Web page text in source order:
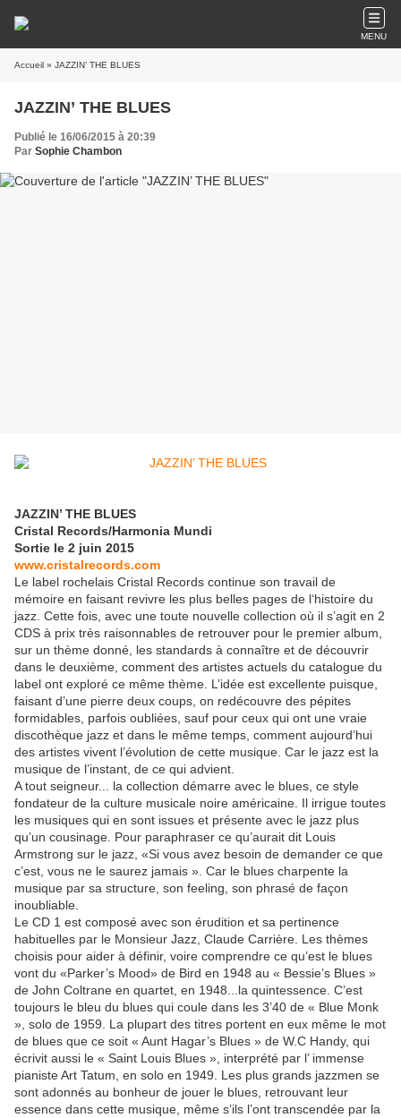
MENU
Accueil » JAZZIN’ THE BLUES
JAZZIN’ THE BLUES
Publié le 16/06/2015 à 20:39
Par Sophie Chambon
JAZZIN’ THE BLUES
Cristal Records/Harmonia Mundi
Sortie le 2 juin 2015
www.cristalrecords.com
Le label rochelais Cristal Records continue son travail de
mémoire en faisant revivre les plus belles pages de l‘histoire du
jazz. Cette fois, avec une toute nouvelle collection où il s’agit en 2
CDS à prix très raisonnables de retrouver pour le premier album,
sur un thème donné, les standards à connaître et de découvrir
dans le deuxième, comment des artistes actuels du catalogue du
label ont exploré ce même thème. L’idée est excellente puisque,
faisant d’une pierre deux coups, on redécouvre des pépites
formidables, parfois oubliées, sauf pour ceux qui ont une vraie
discothèque jazz et dans le même temps, comment aujourd’hui
des artistes vivent l’évolution de cette musique. Car le jazz est la
musique de l’instant, de ce qui advient.
A tout seigneur... la collection démarre avec le blues, ce style
fondateur de la culture musicale noire américaine. Il irrigue toutes
les musiques qui en sont issues et présente avec le jazz plus
qu’un cousinage. Pour paraphraser ce qu’aurait dit Louis
Armstrong sur le jazz, «Si vous avez besoin de demander ce que
c’est, vous ne le saurez jamais ». Car le blues charpente la
musique par sa structure, son feeling, son phrasé de façon
inoubliable.
Le CD 1 est composé avec son érudition et sa pertinence
habituelles par le Monsieur Jazz, Claude Carrière. Les thèmes
choisis pour aider à définir, voire comprendre ce qu’est le blues
vont du «Parker’s Mood» de Bird en 1948 au « Bessie’s Blues »
de John Coltrane en quartet, en 1948...la quintessence. C’est
toujours le bleu du blues qui coule dans les 3’40 de « Blue Monk
», solo de 1959. La plupart des titres portent en eux même le mot
de blues que ce soit « Aunt Hagar’s Blues » de W.C Handy, qui
écrivit aussi le « Saint Louis Blues », interprété par l’ immense
pianiste Art Tatum, en solo en 1949. Les plus grands jazzmen se
sont adonnés au bonheur de jouer le blues, retrouvant leur
essence dans cette musique, même s’ils l’ont transcendée par la